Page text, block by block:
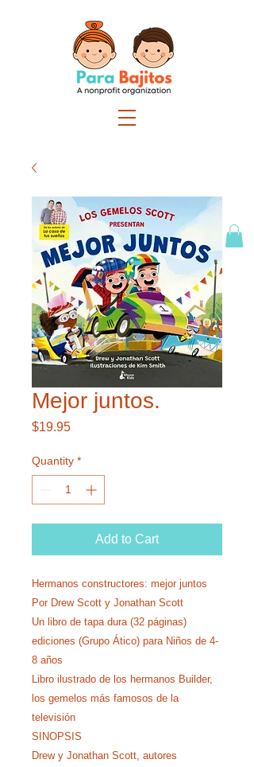
Mejor juntos.
$19.95Price
Quantity *
Add to Cart
Hermanos constructores: mejor juntos
Por Drew Scott y Jonathan Scott
Un libro de tapa dura (32 páginas)
ediciones (Grupo Ático) para Niños de 4-
8 años
Libro ilustrado de los hermanos Builder,
los gemelos más famosos de la
televisión
SINOPSIS
Drew y Jonathan Scott, autores